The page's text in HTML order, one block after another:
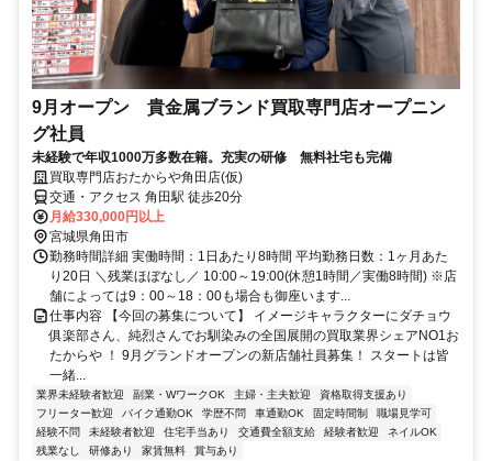
9月オープン 貴金属ブランド買取専門店オープニン
グ社員
未経験で年収1000万多数在籍。充実の研修 無料社宅も完備
買取専門店おたからや角田店(仮)
交通・アクセス 角田駅 徒歩20分
月給330,000円以上
宮城県角田市
勤務時間詳細 実働時間：1日あたり8時間 平均勤務日数：1ヶ月あた
り20日 ＼残業ほぼなし／ 10:00～19:00(休憩1時間／実働8時間) ※店
舗によっては9：00～18：00も場合も御座います...
仕事内容 【今回の募集について】 イメージキャラクターにダチョウ
俱楽部さん、純烈さんでお馴染みの全国展開の買取業界シェアNO1お
たからや ！ 9月グランドオープンの新店舗社員募集！ スタートは皆
一緒...
業界未経験者歓迎 副業・WワークOK 主婦・主夫歓迎
資格取得支援あり
フリーター歓迎
バイク通勤OK 学歴不問 車通勤OK 固定時間制
職場見学可
経験不問
未経験者歓迎 住宅手当あり 交通費全額支給 経験者歓迎
ネイルOK
残業なし
研修あり 家賃無料 賞与あり